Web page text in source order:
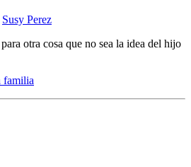
Susy Perez
otra cosa que no sea la idea del hijo
familia